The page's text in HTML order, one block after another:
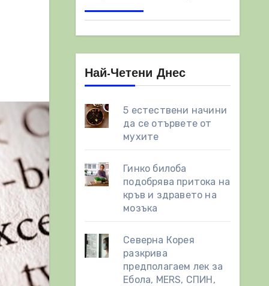
Най-Четени Днес
5 естествени начини
да се отървете от
мухите
Гинко билоба
подобрява притока на
кръв и здравето на
мозъка
Северна Корея
разкрива
предполагаем лек за
Ебола, MERS, СПИН,